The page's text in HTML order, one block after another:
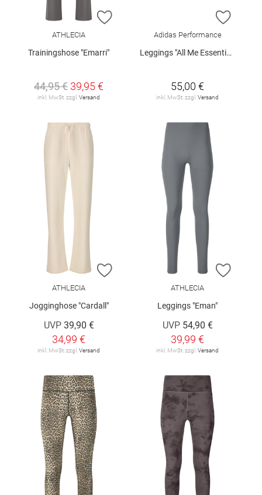
ZUR WUNSCHLISTE HINZUFÜGEN
ATHLECIA
Trainingshose "Emarri"
44,95 € 39,95 €
inkl. MwSt. zzgl.Versand
ZUR
Adidas Performance
Leggings "All Me Essentials"
55,00 €
inkl. MwSt. zzgl.Versand
ZUR WUNSCHLISTE HINZUFÜGEN
ATHLECIA
Jogginghose "Cardall"
UVP 39,90 €
34,99 €
inkl. MwSt. zzgl.Versand
ZUR
ATHLECIA
Leggings "Eman"
UVP 54,90 €
39,99 €
inkl. MwSt. zzgl.Versand